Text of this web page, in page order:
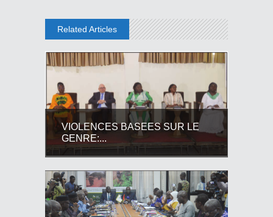
Related Articles
VIOLENCES BASEES SUR LE
GENRE:...